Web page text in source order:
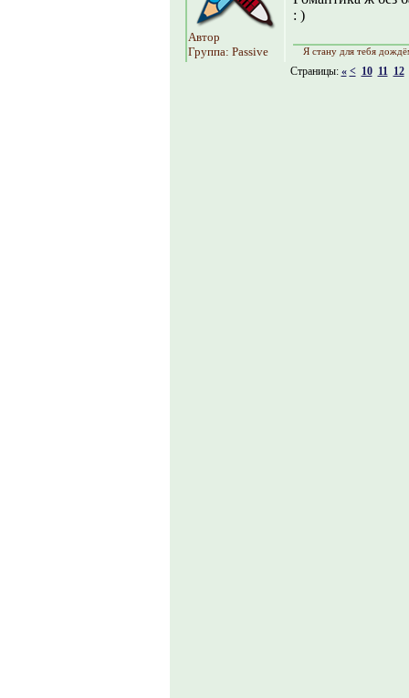
Автор
Группа: Passive
: )
Я стану для тебя
Страницы: « < 10 11 12